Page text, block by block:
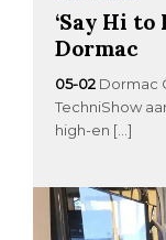
‘Say Hi
Dormac
05-02 Dormac
TechniShow
high-en […]